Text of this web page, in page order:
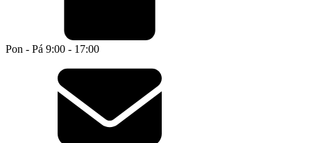
Pon - Pá 9:00 - 17:00